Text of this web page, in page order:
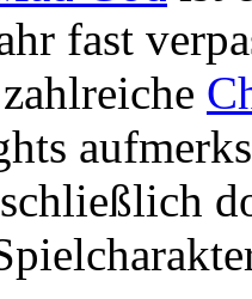
fast